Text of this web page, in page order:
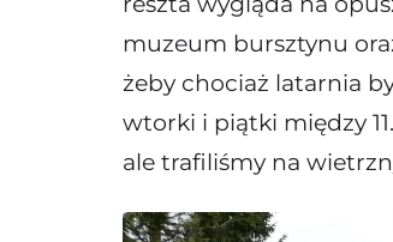
muzeum bursztynu
żeby chociaż latarnia
wtorki i piątki między
ale trafiliśmy na